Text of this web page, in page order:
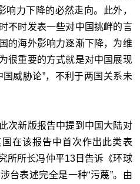
响力下降的必然走向。此外，
不时发表一些对中国挑衅的言
的海外影响力逐渐下降，为维
很重要的方式就是对中国展现
威胁论”，不利于两国关系未
次新版报告中提到中国大陆对
在该报告中首次作出此类表
所所长冯仲平13日告诉《环球
台表述完全是一种“污蔑”。由